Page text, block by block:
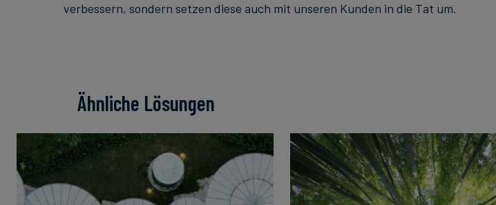
verbessern, sondern setzen diese auch mit unseren Kunden in die Tat um.
Ähnliche Lösungen